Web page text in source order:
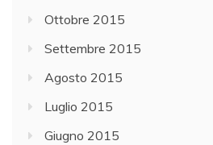
Ottobre 2015
Settembre 2015
Agosto 2015
Luglio 2015
Giugno 2015